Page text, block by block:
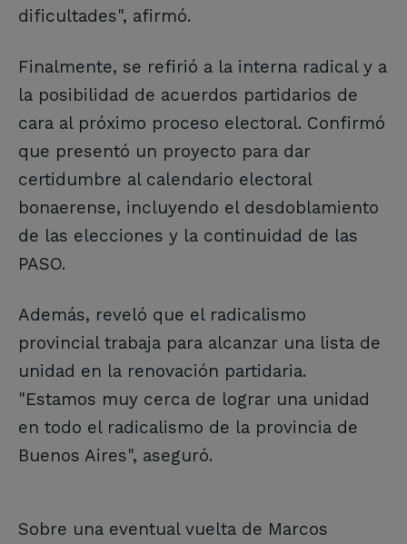
dificultades", afirmó.
Finalmente, se refirió a la interna radical y a
la posibilidad de acuerdos partidarios de
cara al próximo proceso electoral. Confirmó
que presentó un proyecto para dar
certidumbre al calendario electoral
bonaerense, incluyendo el desdoblamiento
de las elecciones y la continuidad de las
PASO.
Además, reveló que el radicalismo
provincial trabaja para alcanzar una lista de
unidad en la renovación partidaria.
"Estamos muy cerca de lograr una unidad
en todo el radicalismo de la provincia de
Buenos Aires", aseguró.
Sobre una eventual vuelta de Marcos